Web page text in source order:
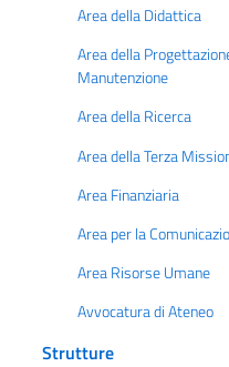
Area della Didattica
Area della
Manutenzione
Area della Ricerca
Area della Terza
Area Finanziaria
Area per la
Area Risorse Umane
Avvocatura di Ateneo
Strutture